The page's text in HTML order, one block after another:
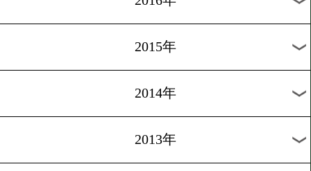
2023年
2022年